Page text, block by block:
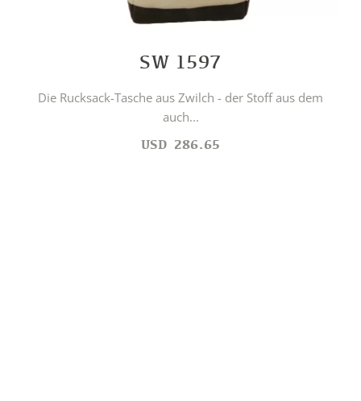
SW 1597
Die Rucksack-Tasche aus Zwilch - der Stoff aus dem
auch...
USD 286.65